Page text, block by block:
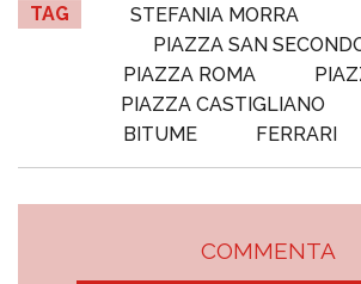
TAG STEFANIA MORRA
PIAZZA SAN
PIAZZA ROMA
PIAZZA CASTIGLIANO
BITUME
FERRARI
COMMENTA